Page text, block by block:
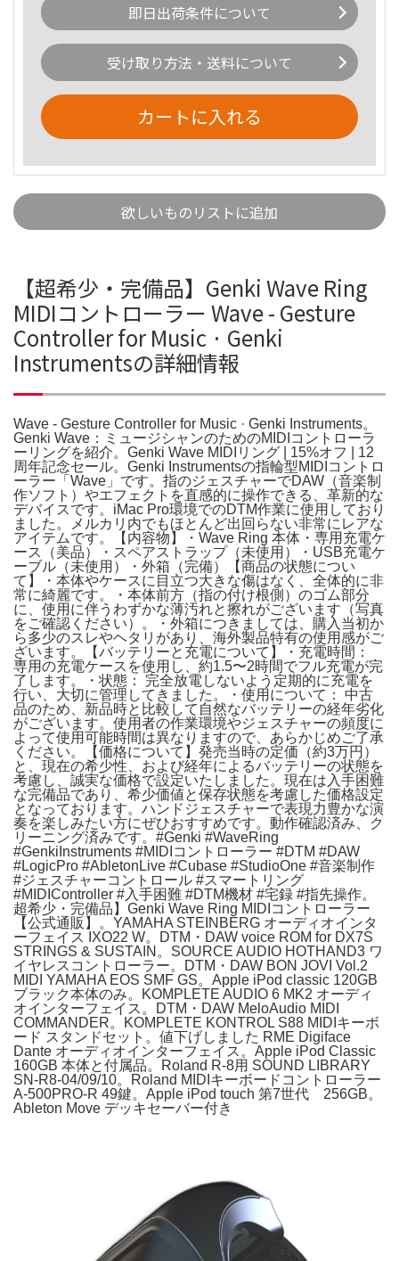
即日出荷条件について
受け取り方法・送料について
カートに入れる
欲しいものリストに追加
【超希少・完備品】Genki Wave Ring
MIDIコントローラー Wave - Gesture
Controller for Music · Genki
Instrumentsの詳細情報
Wave - Gesture Controller for Music · Genki Instruments。
Genki Wave：ミュージシャンのためのMIDIコントローラ
ーリングを紹介。Genki Wave MIDIリング | 15%オフ | 12
周年記念セール。Genki Instrumentsの指輪型MIDIコントロ
ーラー「Wave」です。指のジェスチャーでDAW（音楽制
作ソフト）やエフェクトを直感的に操作できる、革新的な
デバイスです。iMac Pro環境でのDTM作業に使用しており
ました。メルカリ内でもほとんど出回らない非常にレアな
アイテムです。【内容物】・Wave Ring 本体・専用充電ケ
ース（美品）・スペアストラップ（未使用）・USB充電ケ
ーブル（未使用）・外箱（完備）【商品の状態につい
て】・本体やケースに目立つ大きな傷はなく、全体的に非
常に綺麗です。・本体前方（指の付け根側）のゴム部分
に、使用に伴うわずかな薄汚れと擦れがございます（写真
をご確認ください）。・外箱につきましては、購入当初か
ら多少のスレやヘタリがあり、海外製品特有の使用感がご
ざいます。【バッテリーと充電について】・充電時間：
専用の充電ケースを使用し、約1.5〜2時間でフル充電が完
了します。・状態： 完全放電しないよう定期的に充電を
行い、大切に管理してきました。・使用について： 中古
品のため、新品時と比較して自然なバッテリーの経年劣化
がございます。使用者の作業環境やジェスチャーの頻度に
よって使用可能時間は異なりますので、あらかじめご了承
ください。【価格について】発売当時の定価（約3万円）
と、現在の希少性、および経年によるバッテリーの状態を
考慮し、誠実な価格で設定いたしました。現在は入手困難
な完備品であり、希少価値と保存状態を考慮した価格設定
となっております。ハンドジェスチャーで表現力豊かな演
奏を楽しみたい方にぜひおすすめです。動作確認済み、ク
リーニング済みです。#Genki #WaveRing
#GenkiInstruments #MIDIコントローラー #DTM #DAW
#LogicPro #AbletonLive #Cubase #StudioOne #音楽制作
#ジェスチャーコントロール #スマートリング
#MIDIController #入手困難 #DTM機材 #宅録 #指先操作。
超希少・完備品】Genki Wave Ring MIDIコントローラー
【公式通販】。YAMAHA STEINBERG オーディオインタ
ーフェイス IXO22 W。DTM・DAW voice ROM for DX7S
STRINGS & SUSTAIN。SOURCE AUDIO HOTHAND3 ワ
イヤレスコントローラー。DTM・DAW BON JOVI Vol.2
MIDI YAMAHA EOS SMF GS。Apple iPod classic 120GB
ブラック本体のみ。KOMPLETE AUDIO 6 MK2 オーディ
オインターフェイス。DTM・DAW MeloAudio MIDI
COMMANDER。KOMPLETE KONTROL S88 MIDIキーボ
ード スタンドセット。値下げしました RME Digiface
Dante オーディオインターフェイス。Apple iPod Classic
160GB 本体と付属品。Roland R-8用 SOUND LIBRARY
SN-R8-04/09/10。Roland MIDIキーボードコントローラー
A-500PRO-R 49鍵。Apple iPod touch 第7世代 256GB。
Ableton Move デッキセーバー付き